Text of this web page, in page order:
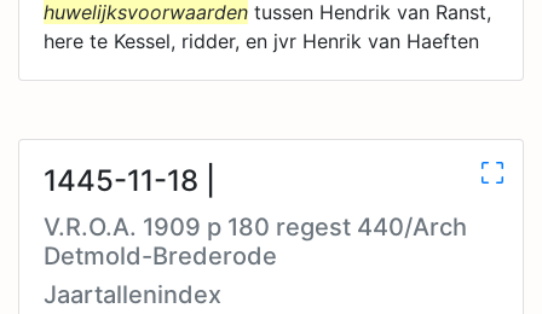
huwelijksvoorwaarden tussen Hendrik van Ranst,
here te Kessel, ridder, en jvr Henrik van Haeften
1445-11-18 |
V.R.O.A. 1909 p 180 regest 440/Arch
Detmold-Brederode
Jaartallenindex